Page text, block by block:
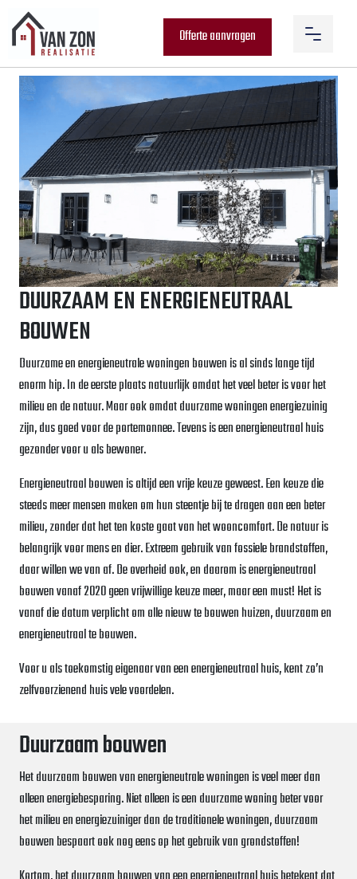
Offerte aanvragen
DUURZAAM EN ENERGIENEUTRAAL
BOUWEN
Duurzame en energieneutrale woningen bouwen is al sinds lange tijd
enorm hip. In de eerste plaats natuurlijk omdat het veel beter is voor het
milieu en de natuur. Maar ook omdat duurzame woningen energiezuinig
zijn, dus goed voor de portemonnee. Tevens is een energieneutraal huis
gezonder voor u als bewoner.
Energieneutraal bouwen is altijd een vrije keuze geweest. Een keuze die
steeds meer mensen maken om hun steentje bij te dragen aan een beter
milieu, zonder dat het ten koste gaat van het wooncomfort. De natuur is
belangrijk voor mens en dier. Extreem gebruik van fossiele brandstoffen,
daar willen we van af. De overheid ook, en daarom is energieneutraal
bouwen vanaf 2020 geen vrijwillige keuze meer, maar een must! Het is
vanaf die datum verplicht om alle nieuw te bouwen huizen, duurzaam en
energieneutraal te bouwen.
Voor u als toekomstig eigenaar van een energieneutraal huis, kent zo’n
zelfvoorzienend huis vele voordelen.
Duurzaam bouwen
Het duurzaam bouwen van energieneutrale woningen is veel meer dan
alleen energiebesparing. Niet alleen is een duurzame woning beter voor
het milieu en energiezuiniger dan de traditionele woningen, duurzaam
bouwen bespaart ook nog eens op het gebruik van grondstoffen!